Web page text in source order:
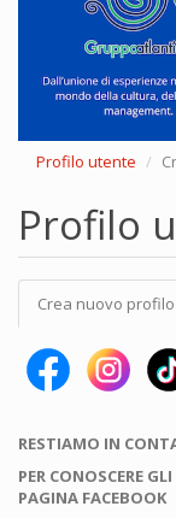
Profilo utente
Profilo
Schede
primarie
Crea nuovo profilo
RESTIAMO IN
PER CONOSCERE
PAGINA FACEBOOK